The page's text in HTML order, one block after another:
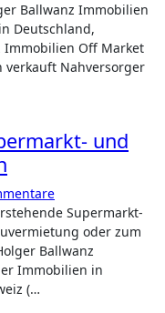
Deutschland,
Immobilien Off Market
verkauft Nahversorger
und
oder zum
Ballwanz
Immobilien in
(…